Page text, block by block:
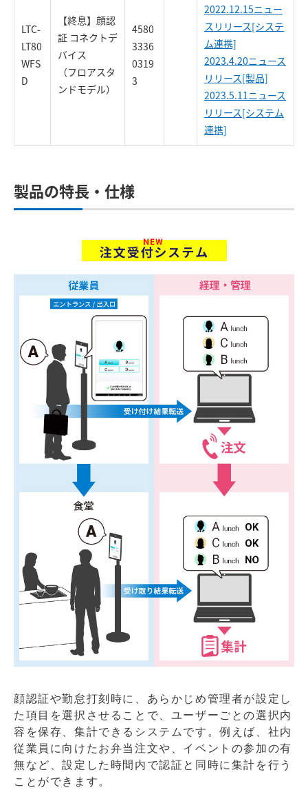
2022.12.15ニュー
スリリース[システ
ム連携]
2023.4.20ニュース
リリース[製品]
2023.5.11ニュース
リリース[システム
連携]
LTC-
LT80
WFS
D
【終息】顔認
証 コネクトデ
バイス
（フロアスタ
ンドモデル）
4580
3336
0319
3
製品の特長・仕様
顔認証や勤怠打刻時に、あらかじめ管理者が設定し
た項目を選択させることで、ユーザーごとの選択内
容を保存、集計できるシステムです。例えば、社内
従業員に向けたお弁当注文や、イベントの参加の有
無など、設定した時間内で認証と同時に集計を行う
ことができます。